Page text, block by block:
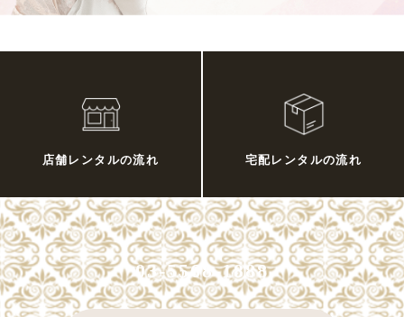
店舗レンタルの流れ 宅配レンタルの流れ
03-5568-1888